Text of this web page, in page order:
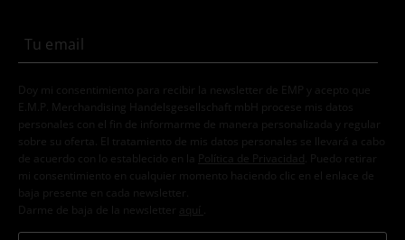
Doy mi consentimiento para recibir la newsletter de EMP y acepto que
E.M.P. Merchandising Handelsgesellschaft mbH procese mis datos
personales con el fin de informarme de manera personalizada y regular
sobre su oferta. El tratamiento de mis datos personales se llevará a cabo
de acuerdo con lo establecido en la
Política de Privacidad . Puedo retirar
mi consentimiento en cualquier momento haciendo clic en el enlace de
baja presente en cada newsletter.
Darme de baja de la newsletter
aquí